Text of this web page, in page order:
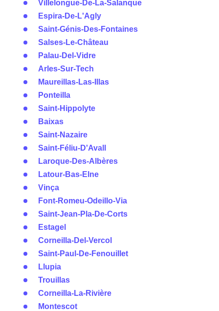
Villelongue-De-La-Salanque
Espira-De-L'Agly
Saint-Génis-Des-Fontaines
Salses-Le-Château
Palau-Del-Vidre
Arles-Sur-Tech
Maureillas-Las-Illas
Ponteilla
Saint-Hippolyte
Baixas
Saint-Nazaire
Saint-Féliu-D'Avall
Laroque-Des-Albères
Latour-Bas-Elne
Vinça
Font-Romeu-Odeillo-Via
Saint-Jean-Pla-De-Corts
Estagel
Corneilla-Del-Vercol
Saint-Paul-De-Fenouillet
Llupia
Trouillas
Corneilla-La-Rivière
Montescot